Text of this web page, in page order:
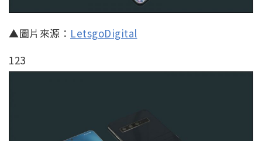
▲圖片來源： LetsgoDigital
123